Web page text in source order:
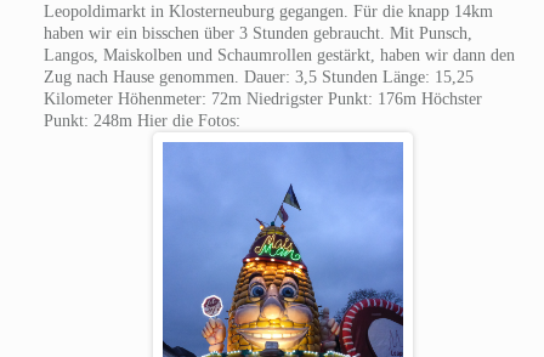
Leopoldimarkt in Klosterneuburg gegangen. Für die knapp 14km
haben wir ein bisschen über 3 Stunden gebraucht. Mit Punsch,
Langos, Maiskolben und Schaumrollen gestärkt, haben wir dann den
Zug nach Hause genommen. Dauer: 3,5 Stunden Länge: 15,25
Kilometer Höhenmeter: 72m Niedrigster Punkt: 176m Höchster
Punkt: 248m Hier die Fotos: